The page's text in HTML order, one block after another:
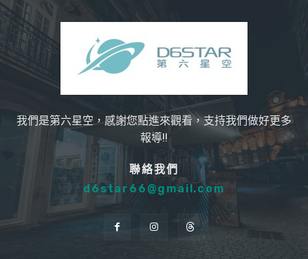
我們是第六星空，感謝您點進來觀看，支持我們做好更多
報導!!
聯絡我們
d6star66@gmail.com